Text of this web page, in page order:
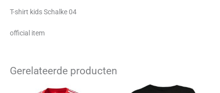
T-shirt kids Schalke 04
official item
Gerelateerde producten
Dit